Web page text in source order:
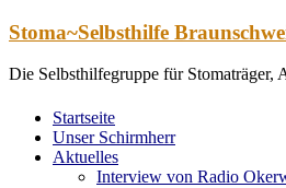
Zum
springen
Stoma~Selbsthilfe
Die Selbsthilfegruppe für Stomaträger,
Startseite
Unser Schirmherr
Aktuelles
Interview von Radio